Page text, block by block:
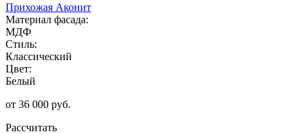
Прихожая Аконит
Материал фасада:
МДФ
Стиль:
Классический
Цвет:
Белый
от 36 000 руб.
Рассчитать